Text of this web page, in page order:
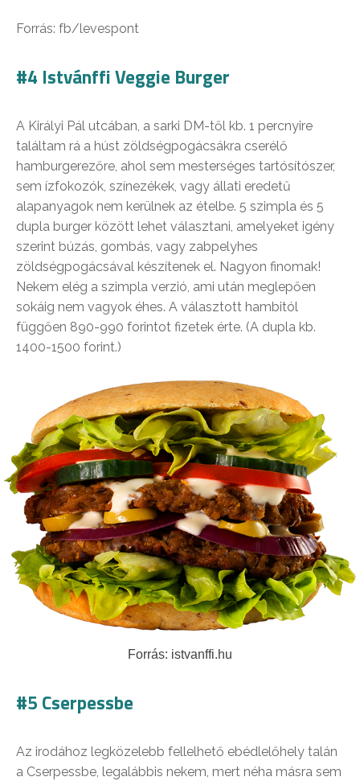
Forrás: fb/levespont
#4 Istvánffi Veggie Burger
A Királyi Pál utcában, a sarki DM-től kb. 1 percnyire
találtam rá a húst zöldségpogácsákra cserélő
hamburgerezőre, ahol sem mesterséges tartósítószer,
sem ízfokozók, színezékek, vagy állati eredetű
alapanyagok nem kerülnek az ételbe. 5 szimpla és 5
dupla burger között lehet választani, amelyeket igény
szerint búzás, gombás, vagy zabpelyhes
zöldségpogácsával készítenek el. Nagyon finomak!
Nekem elég a szimpla verzió, ami után meglepően
sokáig nem vagyok éhes. A választott hambitól
függően 890-990 forintot fizetek érte. (A dupla kb.
1400-1500 forint.)
Forrás: istvanffi.hu
#5 Cserpessbe
Az irodához legközelebb fellelhető ebédlelőhely talán
a Cserpessbe, legalábbis nekem, mert néha másra sem